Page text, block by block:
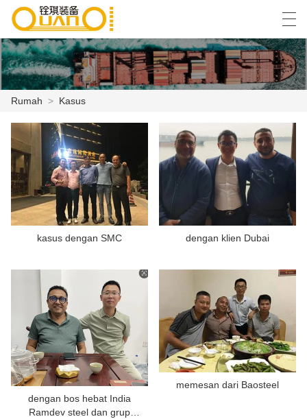
RUMAH
PRODUK
BERITA
KASUS
HUBUNGI KAMI
TENTANG KAMI
العربية বাংলা ভাষার English Español
Rumah > Kasus
kasus dengan SMC dengan klien Dubai
dengan bos hebat India
Ramdev steel dan grup
memesan dari Baosteel